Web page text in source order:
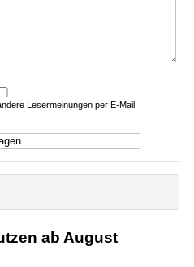
Lesermeinungen per E-Mail
ab August